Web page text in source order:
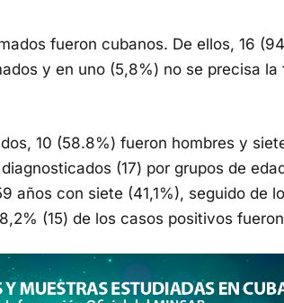
fueron cubanos. De ellos, 16
y en uno (5,8%) no se precisa la
10 (58.8%) fueron hombres y
(17) por grupos de
años con siete (41,1%), seguido de
(15) de los casos positivos